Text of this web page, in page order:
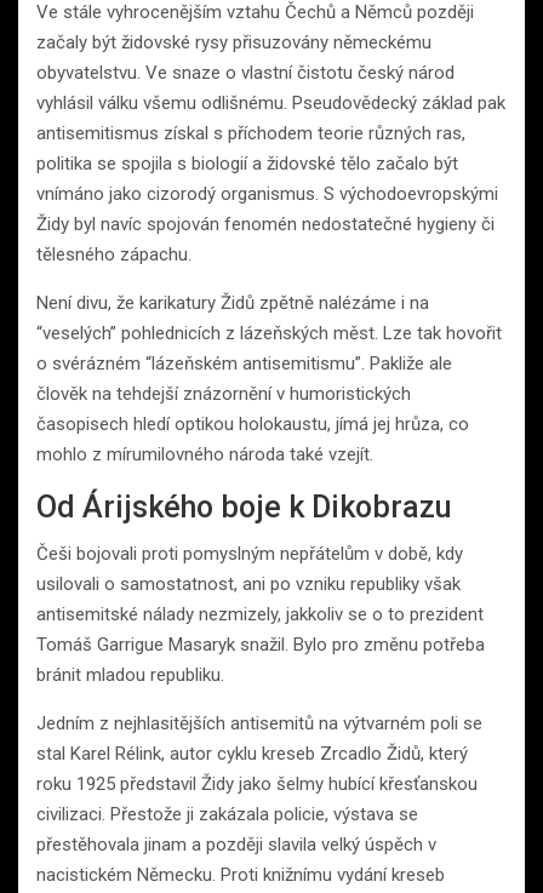
Ve stále vyhrocenějším vztahu Čechů a Němců později
začaly být židovské rysy přisuzovány německému
obyvatelstvu. Ve snaze o vlastní čistotu český národ
vyhlásil válku všemu odlišnému. Pseudovědecký základ pak
antisemitismus získal s příchodem teorie různých ras,
politika se spojila s biologií a židovské tělo začalo být
vnímáno jako cizorodý organismus. S východoevropskými
Židy byl navíc spojován fenomén nedostatečné hygieny či
tělesného zápachu.
Není divu, že karikatury Židů zpětně nalézáme i na
“veselých” pohlednicích z lázeňských měst. Lze tak hovořit
o svérázném “lázeňském antisemitismu”. Pakliže ale
člověk na tehdejší znázornění v humoristických
časopisech hledí optikou holokaustu, jímá jej hrůza, co
mohlo z mírumilovného národa také vzejít.
Od Árijského boje k Dikobrazu
Češi bojovali proti pomyslným nepřátelům v době, kdy
usilovali o samostatnost, ani po vzniku republiky však
antisemitské nálady nezmizely, jakkoliv se o to prezident
Tomáš Garrigue Masaryk snažil. Bylo pro změnu potřeba
bránit mladou republiku.
Jedním z nejhlasitějších antisemitů na výtvarném poli se
stal Karel Rélink, autor cyklu kreseb Zrcadlo Židů, který
roku 1925 představil Židy jako šelmy hubící křesťanskou
civilizaci. Přestože ji zakázala policie, výstava se
přestěhovala jinam a později slavila velký úspěch v
nacistickém Německu. Proti knižnímu vydání kreseb